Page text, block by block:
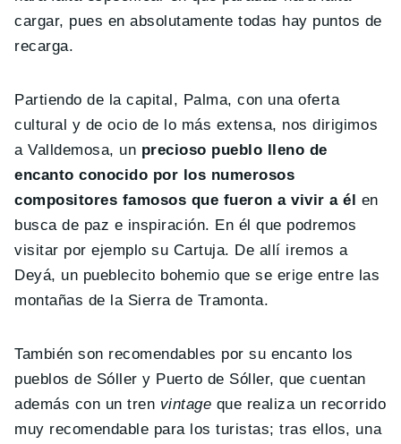
cargar, pues en absolutamente todas hay puntos de
recarga.
Partiendo de la capital, Palma, con una oferta
cultural y de ocio de lo más extensa, nos dirigimos
a Valldemosa, un precioso pueblo lleno de
encanto conocido por los numerosos
compositores famosos que fueron a vivir a él en
busca de paz e inspiración. En él que podremos
visitar por ejemplo su Cartuja. De allí iremos a
Deyá, un pueblecito bohemio que se erige entre las
montañas de la Sierra de Tramonta.
También son recomendables por su encanto los
pueblos de Sóller y Puerto de Sóller, que cuentan
además con un tren vintage que realiza un recorrido
muy recomendable para los turistas; tras ellos, una